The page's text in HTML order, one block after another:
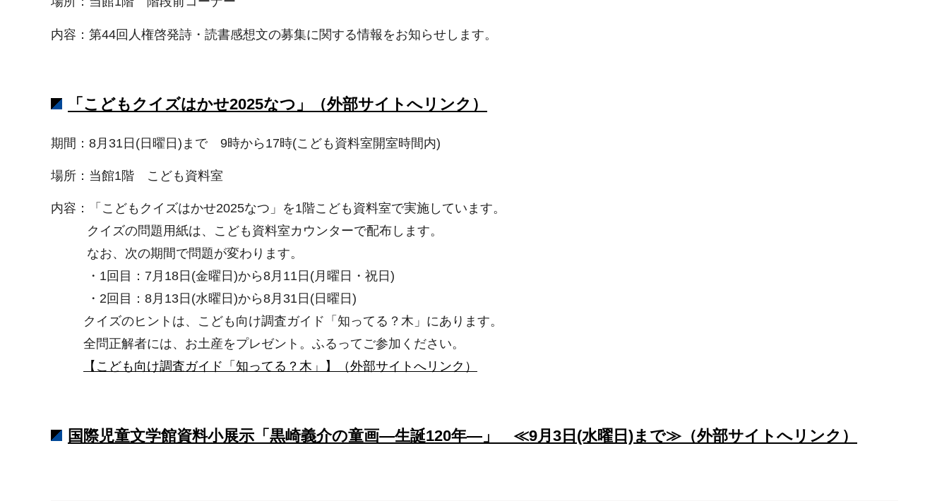
内容：第44回人権啓発詩・読書感想文の募集に関する情報をお知らせします。
「こどもクイズはかせ2025なつ」（外部サイトへリンク）
期間：8月31日(日曜日)まで 9時から17時(こども資料室開室時間内)
場所：当館1階 こども資料室
内容：「こどもクイズはかせ2025なつ」を1階こども資料室で実施しています。
クイズの問題用紙は、こども資料室カウンターで配布します。
なお、次の期間で問題が変わります。
・1回目：7月18日(金曜日)から8月11日(月曜日・祝日)
・2回目：8月13日(水曜日)から8月31日(日曜日)
クイズのヒントは、こども向け調査ガイド「知ってる？木」にあります。
全問正解者には、お土産をプレゼント。ふるってご参加ください。
【こども向け調査ガイド「知ってる？木」】（外部サイトへリンク）
国際児童文学館資料小展示「黒崎義介の童画―生誕120年―」 ≪9月3日(水曜日)まで≫（外部サイトへリンク）